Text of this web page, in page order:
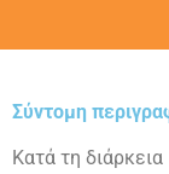
Σύντομη
Κατά τη διάρκεια